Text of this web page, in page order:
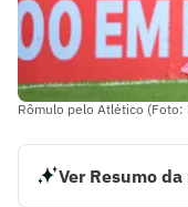
Rômulo pelo Atlético (Foto:
Ver Resumo